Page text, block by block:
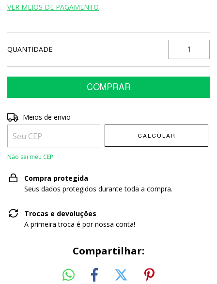
VER MEIOS DE PAGAMENTO
QUANTIDADE
Entregas para o CEP:
Meios de envio
CALCULAR
Não sei meu CEP
Compra protegida
Seus dados protegidos durante toda a compra.
Trocas e devoluções
A primeira troca é por nossa conta!
Compartilhar: